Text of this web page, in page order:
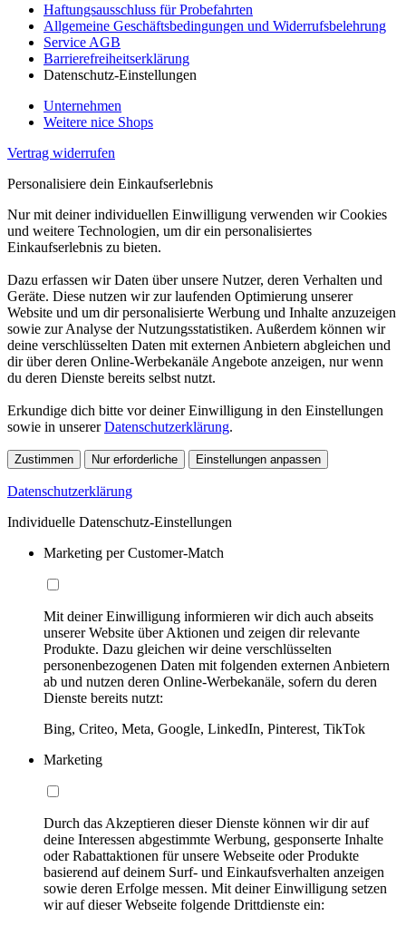
Haftungsausschluss für Probefahrten
Allgemeine Geschäftsbedingungen und Widerrufsbelehrung
Service AGB
Barrierefreiheitserklärung
Datenschutz-Einstellungen
Unternehmen
Weitere nice Shops
Vertrag widerrufen
Personalisiere dein Einkaufserlebnis
Nur mit deiner individuellen Einwilligung verwenden wir Cookies
und weitere Technologien, um dir ein personalisiertes
Einkaufserlebnis zu bieten.
Dazu erfassen wir Daten über unsere Nutzer, deren Verhalten und
Geräte. Diese nutzen wir zur laufenden Optimierung unserer
Website und um dir personalisierte Werbung und Inhalte anzuzeigen
sowie zur Analyse der Nutzungsstatistiken. Außerdem können wir
deine verschlüsselten Daten mit externen Anbietern abgleichen und
dir über deren Online-Werbekanäle Angebote anzeigen, nur wenn
du deren Dienste bereits selbst nutzt.
Erkundige dich bitte vor deiner Einwilligung in den Einstellungen
sowie in unsererDatenschutzerklärung.
Zustimmen Nur erforderliche Einstellungen anpassen
Datenschutzerklärung
Individuelle Datenschutz-Einstellungen
Marketing per Customer-Match
Mit deiner Einwilligung informieren wir dich auch abseits
unserer Website über Aktionen und zeigen dir relevante
Produkte. Dazu gleichen wir deine verschlüsselten
personenbezogenen Daten mit folgenden externen Anbietern
ab und nutzen deren Online-Werbekanäle, sofern du deren
Dienste bereits nutzt:
Bing, Criteo, Meta, Google, LinkedIn, Pinterest, TikTok
Marketing
Durch das Akzeptieren dieser Dienste können wir dir auf
deine Interessen abgestimmte Werbung, gesponserte Inhalte
oder Rabattaktionen für unsere Webseite oder Produkte
basierend auf deinem Surf- und Einkaufsverhalten anzeigen
sowie deren Erfolge messen. Mit deiner Einwilligung setzen
wir auf dieser Webseite folgende Drittdienste ein: